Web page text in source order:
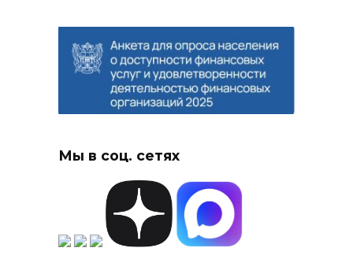
Мы в соц. сетях